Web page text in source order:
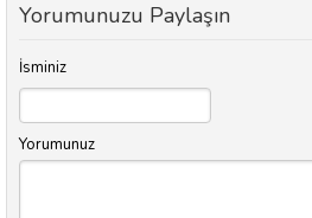
Yorumunuzu Paylaşın
İsminiz
Yorumunuz